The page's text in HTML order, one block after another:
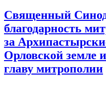
Священный
благодарность
за
Орловской земле
главу митрополии